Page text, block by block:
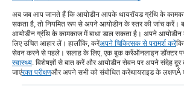
अब जब आप जानते हैं कि आयोडीन आपके थायरॉयड ग्रंथि के
सकता है, तो नियमित रूप से अपने आयोडीन के स्तर की जांच करें।
आयोडीन ग्रंथि के कामकाज में बाधा डाल सकता है। अपने
लिए उचित आहार लें। हालाँकि, करेंअपने चिकित्सक से परामर्श करें
सेवन करने से पहले। सलाह के लिए, एक बुक करेंऑनलाइन डॉक्टर
स्वास्थ्य. विशेषज्ञों से बात करें और आयोडीन सेवन पर अपने संदेह
जाएंरक्त परीक्षणऔर अपने सभी को संबोधित करेंथायराइड के लक्षणÂ